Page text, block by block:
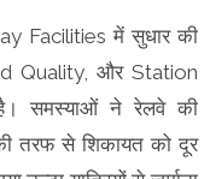
Facilities में सुधार की
Quality, और Station
समस्याओं ने रेलवे की
तरफ से शिकायत को दूर